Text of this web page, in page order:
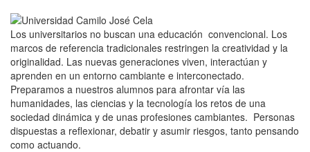
Los universitarios no buscan una educación convencional. Los
marcos de referencia tradicionales restringen la creatividad y la
originalidad. Las nuevas generaciones viven, interactúan y
aprenden en un entorno cambiante e interconectado.
Preparamos a nuestros alumnos para afrontar vía las
humanidades, las ciencias y la tecnología los retos de una
sociedad dinámica y de unas profesiones cambiantes. Personas
dispuestas a reflexionar, debatir y asumir riesgos, tanto pensando
como actuando.